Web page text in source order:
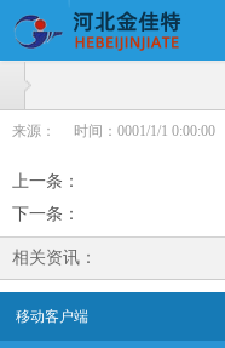
来源： 时间：0001/1/1 0:00:00
上一条 ：
下一条 ：
相关资讯：
移动客户端